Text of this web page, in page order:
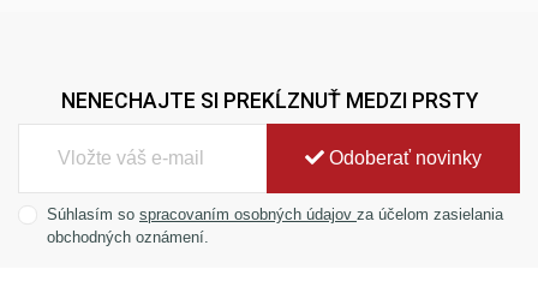
NENECHAJTE SI PREKĹZNUŤ MEDZI PRSTY
Odoberať novinky
Súhlasím so spracovaním osobných údajov za účelom zasielania
obchodných oznámení.